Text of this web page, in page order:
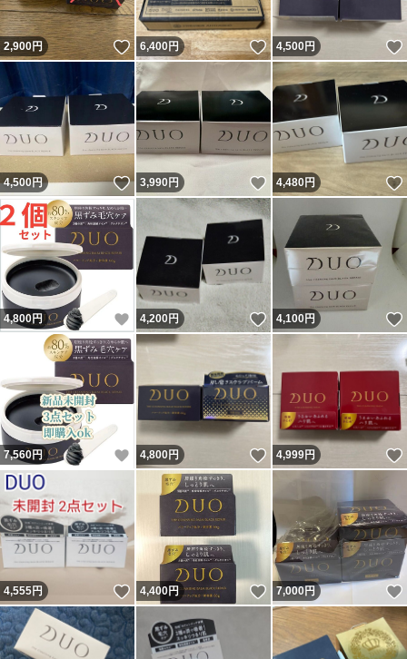
2,900円 いいね！
6,400円 いいね！
4,500円
4,500円 いいね！
3,990円 いいね！
4,480円
4,800円 いいね！
4,200円 いいね！
4,100円
7,560円 いいね！
4,800円 いいね！
4,999円
4,555円 いいね！
4,400円 いいね！
7,000円